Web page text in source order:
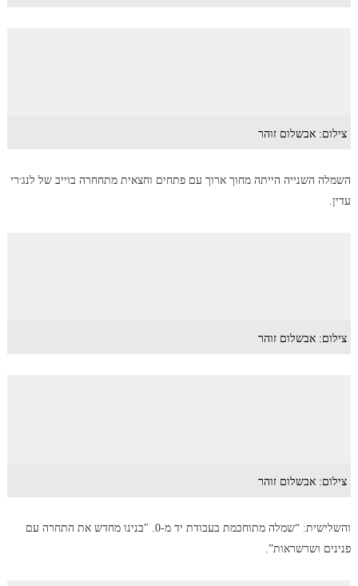
צילום: אבשלום זוהר
השמלה השנייה הייתה מחוך ארוך עם פתחים וחצאית מתחחרה בוייב של לנג׳רי
עדין.
צילום: אבשלום זוהר
צילום: אבשלום זוהר
והשלישית: “שמלה מתוחכמת בעבודת יד מ-0. "בנינו מחדש את התחרה עם
פנינים ושרשראות”.